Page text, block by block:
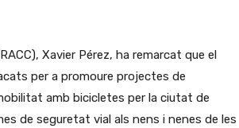
Xavier Pérez, ha remarcat que el
per a promoure projectes de
amb bicicletes per la ciutat de
de seguretat vial als nens i nenes de les